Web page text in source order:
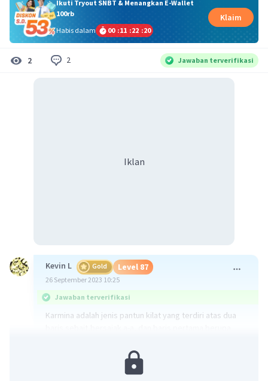
Ikuti Tryout SNBT & Menangkan E-Wallet
100rb
Habis dalam
00 :11 :22 :20
Klaim
2 2 Jawaban terverifikasi
Iklan
Kevin L Gold Level 87
26 September 2023 10:25
Jawaban terverifikasi
Karmina adalah jenis pantun kilat yang terdiri atas dua